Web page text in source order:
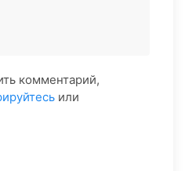
комментарий,
или